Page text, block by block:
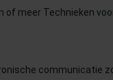
of meer Technieken
communicatie